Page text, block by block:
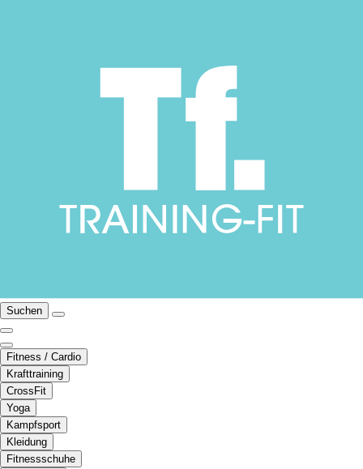
Suchen
Fitness / Cardio
Krafttraining
CrossFit
Yoga
Kampfsport
Kleidung
Fitnessschuhe